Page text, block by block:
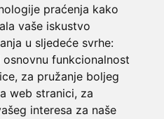
praćenja kako
vaše iskustvo
u sljedeće svrhe:
funkcionalnost
, za pružanje boljeg
web stranici, za
interesa za naše